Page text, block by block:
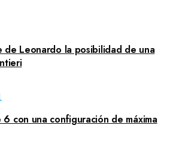
de Leonardo la posibilidad de una
con una configuración de máxima